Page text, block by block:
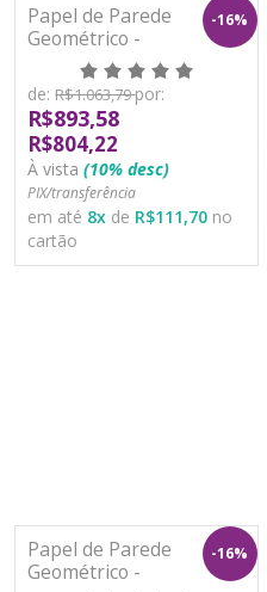
-16%
Papel de Parede
Geométrico -
Metropolitan Stories 3 -
AS388282 - Vinílico
de: R$1.063,79por:
R$893,58
R$804,22
À vista (10% desc)
PIX/transferência
em até 8x de R$111,70 no
cartão
-16%
Papel de Parede
Geométrico -